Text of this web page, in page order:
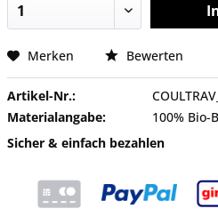
Merken Bewerten
Artikel-Nr.:
Materialangabe:
100% Bio-
Sicher & einfach bezahlen